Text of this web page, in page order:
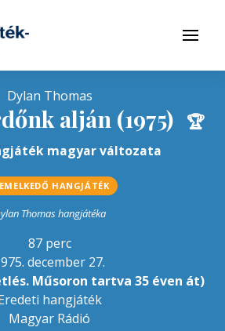
Menü
Dylan Thomas
alján (1975) 🏆
magyar változata
HANGJÁTÉK
Thomas hangjátéka
87 perc
december 27.
Műsoron tartva 35 éven át)
hangjáték
Magyar Rádió